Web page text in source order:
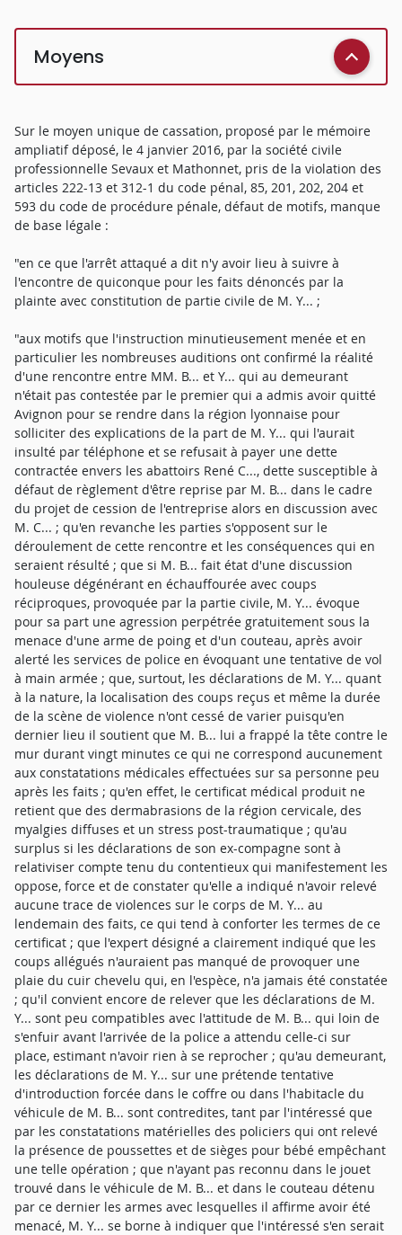
Moyens
Sur le moyen unique de cassation, proposé par le mémoire
ampliatif déposé, le 4 janvier 2016, par la société civile
professionnelle Sevaux et Mathonnet, pris de la violation des
articles 222-13 et 312-1 du code pénal, 85, 201, 202, 204 et
593 du code de procédure pénale, défaut de motifs, manque
de base légale :
"en ce que l'arrêt attaqué a dit n'y avoir lieu à suivre à
l'encontre de quiconque pour les faits dénoncés par la
plainte avec constitution de partie civile de M. Y... ;
"aux motifs que l'instruction minutieusement menée et en
particulier les nombreuses auditions ont confirmé la réalité
d'une rencontre entre MM. B... et Y... qui au demeurant
n'était pas contestée par le premier qui a admis avoir quitté
Avignon pour se rendre dans la région lyonnaise pour
solliciter des explications de la part de M. Y... qui l'aurait
insulté par téléphone et se refusait à payer une dette
contractée envers les abattoirs René C..., dette susceptible à
défaut de règlement d'être reprise par M. B... dans le cadre
du projet de cession de l'entreprise alors en discussion avec
M. C... ; qu'en revanche les parties s'opposent sur le
déroulement de cette rencontre et les conséquences qui en
seraient résulté ; que si M. B... fait état d'une discussion
houleuse dégénérant en échauffourée avec coups
réciproques, provoquée par la partie civile, M. Y... évoque
pour sa part une agression perpétrée gratuitement sous la
menace d'une arme de poing et d'un couteau, après avoir
alerté les services de police en évoquant une tentative de vol
à main armée ; que, surtout, les déclarations de M. Y... quant
à la nature, la localisation des coups reçus et même la durée
de la scène de violence n'ont cessé de varier puisqu'en
dernier lieu il soutient que M. B... lui a frappé la tête contre le
mur durant vingt minutes ce qui ne correspond aucunement
aux constatations médicales effectuées sur sa personne peu
après les faits ; qu'en effet, le certificat médical produit ne
retient que des dermabrasions de la région cervicale, des
myalgies diffuses et un stress post-traumatique ; qu'au
surplus si les déclarations de son ex-compagne sont à
relativiser compte tenu du contentieux qui manifestement les
oppose, force et de constater qu'elle a indiqué n'avoir relevé
aucune trace de violences sur le corps de M. Y... au
lendemain des faits, ce qui tend à conforter les termes de ce
certificat ; que l'expert désigné a clairement indiqué que les
coups allégués n'auraient pas manqué de provoquer une
plaie du cuir chevelu qui, en l'espèce, n'a jamais été constatée
; qu'il convient encore de relever que les déclarations de M.
Y... sont peu compatibles avec l'attitude de M. B... qui loin de
s'enfuir avant l'arrivée de la police a attendu celle-ci sur
place, estimant n'avoir rien à se reprocher ; qu'au demeurant,
les déclarations de M. Y... sur une prétende tentative
d'introduction forcée dans le coffre ou dans l'habitacle du
véhicule de M. B... sont contredites, tant par l'intéressé que
par les constatations matérielles des policiers qui ont relevé
la présence de poussettes et de sièges pour bébé empêchant
une telle opération ; que n'ayant pas reconnu dans le jouet
trouvé dans le véhicule de M. B... et dans le couteau détenu
par ce dernier les armes avec lesquelles il affirme avoir été
menacé, M. Y... se borne à indiquer que l'intéressé s'en serait